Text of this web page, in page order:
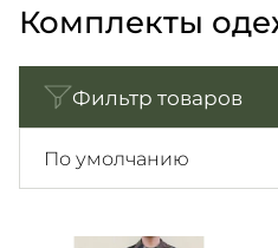
Избранное0
Войти
Аксесуары
Фонари, бинокли и
Комплекты
Фильтр товаров
По умолчанию